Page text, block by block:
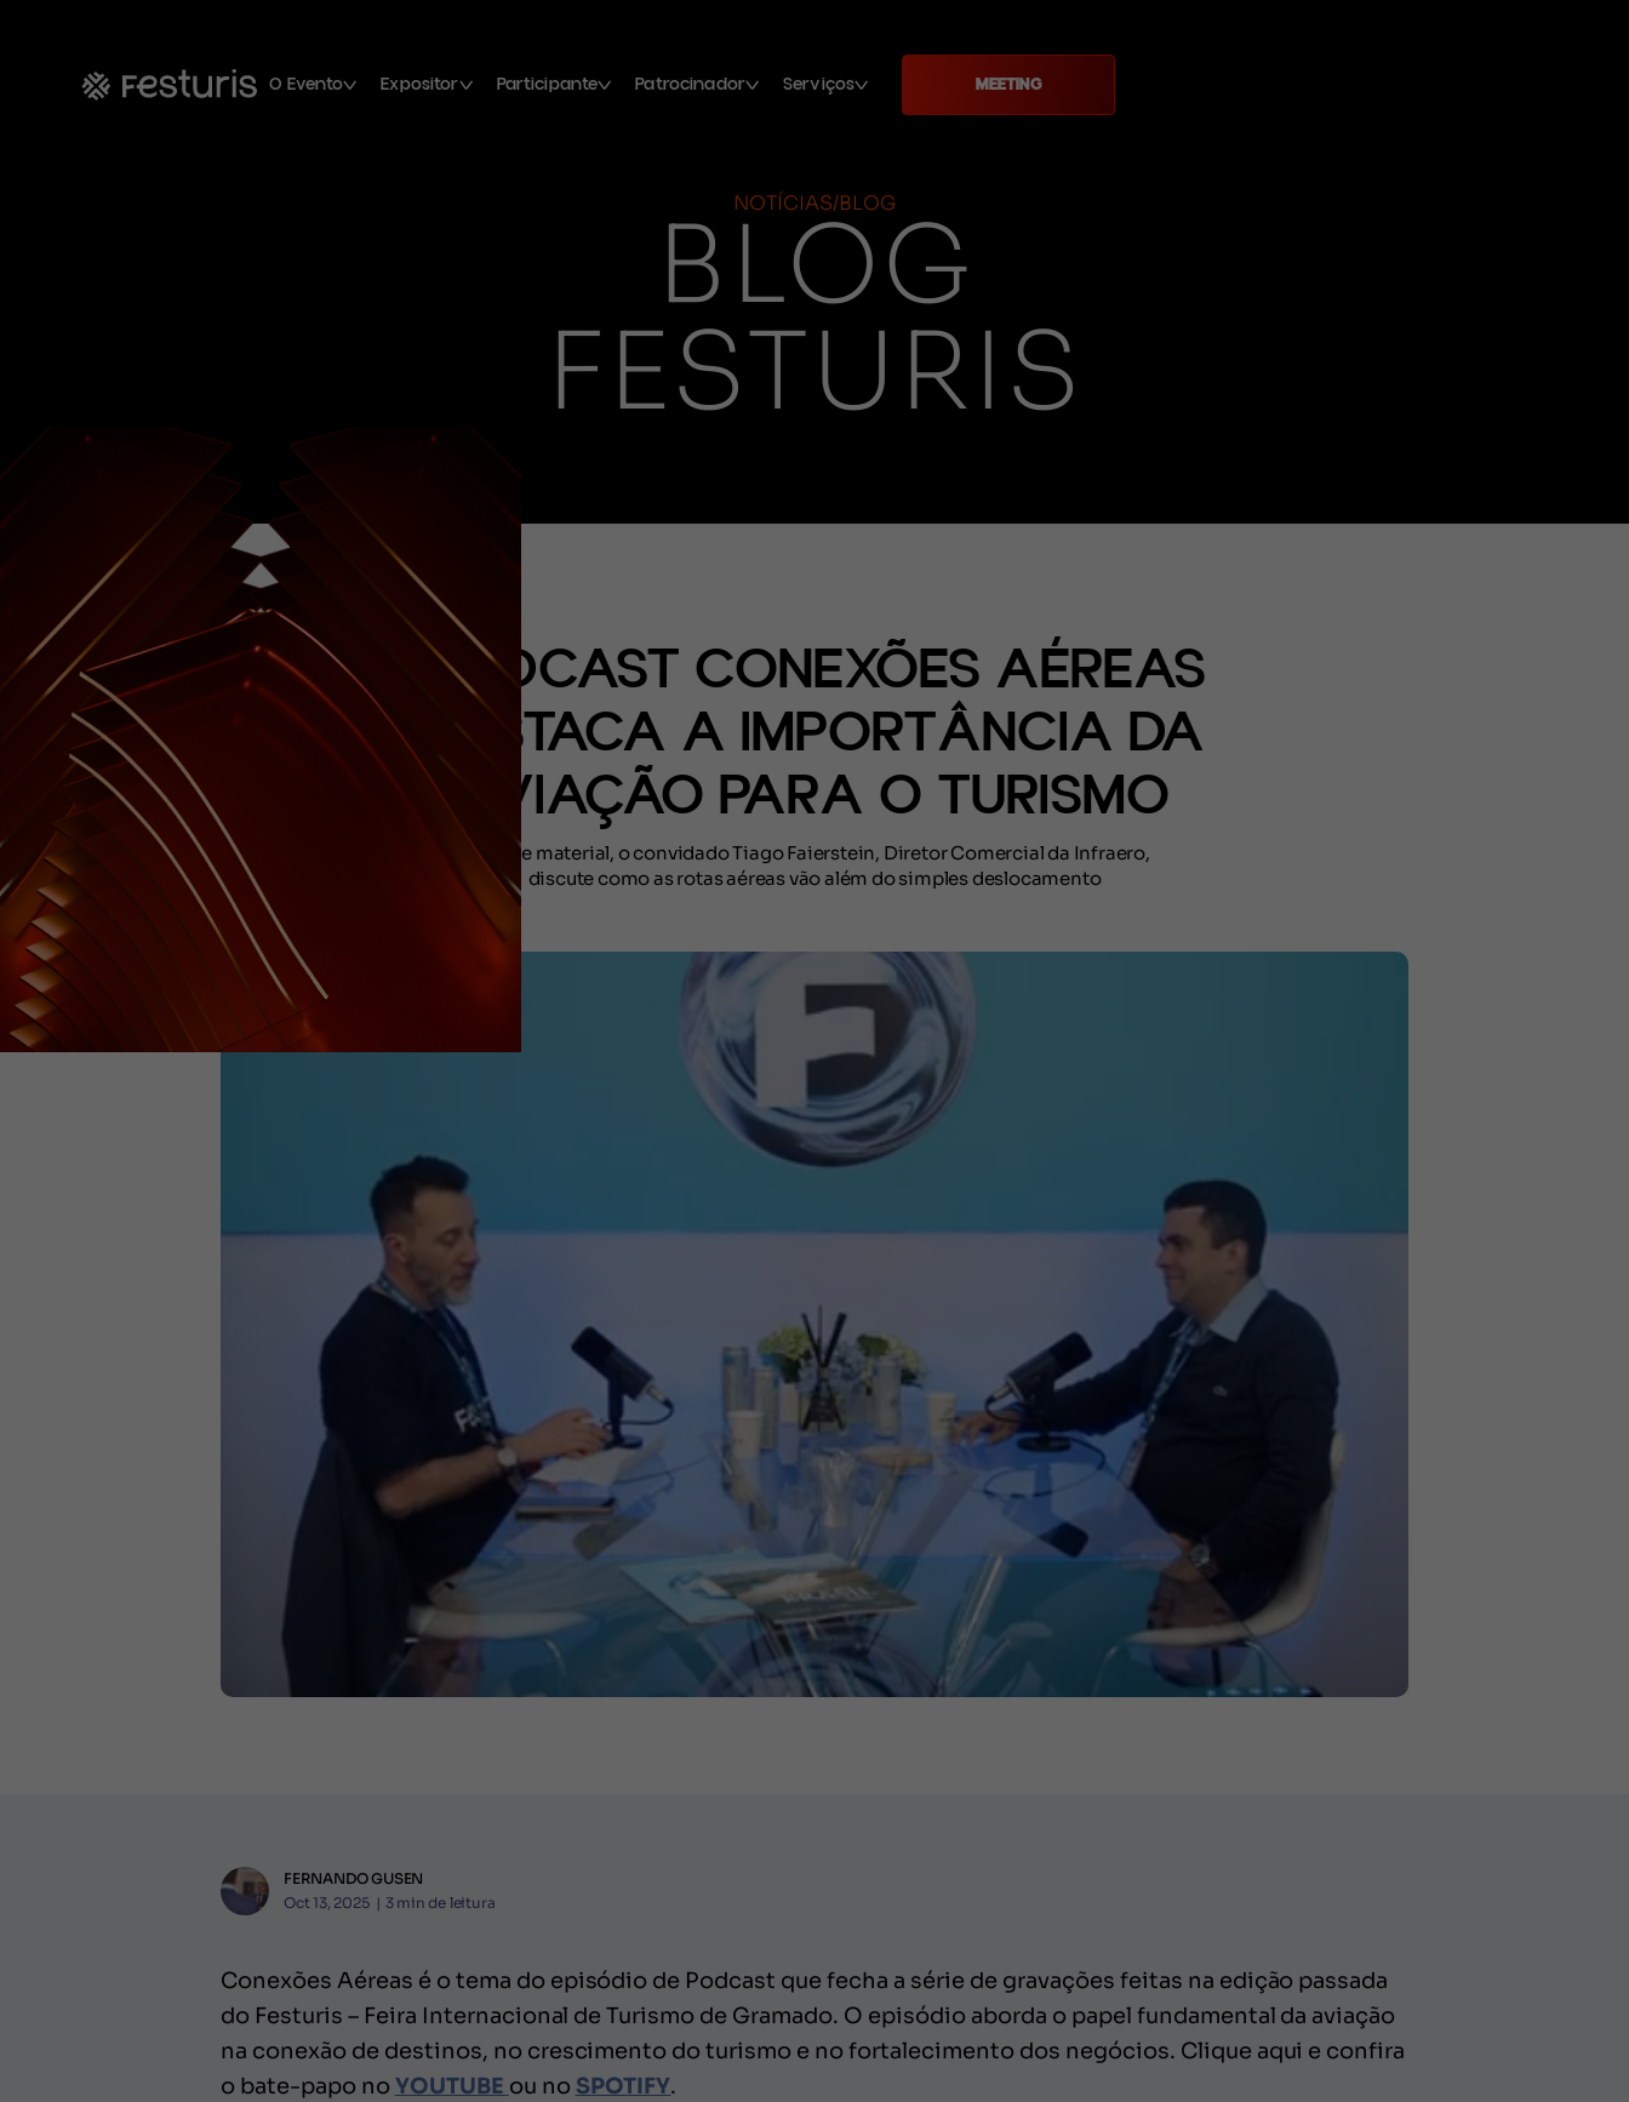
O Evento Expositor Participante Patrocinador Serviços MEETING
NOTÍCIAS/BLOG
BLOG
FESTURIS
PODCAST CONEXÕES AÉREAS
DESTACA A IMPORTÂNCIA DA
AVIAÇÃO PARA O TURISMO
Neste material, o convidado Tiago Faierstein, Diretor Comercial da Infraero,
discute como as rotas aéreas vão além do simples deslocamento
FERNANDO GUSEN
Oct 13, 2025 | 3 min de leitura
Conexões Aéreas é o tema do episódio de Podcast que fecha a série de gravações feitas na edição passada
do Festuris – Feira Internacional de Turismo de Gramado. O episódio aborda o papel fundamental da aviação
na conexão de destinos, no crescimento do turismo e no fortalecimento dos negócios. Clique aqui e confira
o bate-papo no YOUTUBE ou no SPOTIFY.